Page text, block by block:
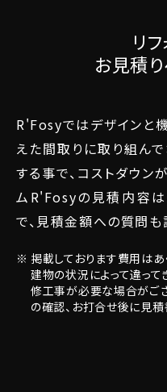
リ
お見積
R'Fosyではデザインと
えた間取りに取り組ん
する事で、コストダウン
ムR'Fosyの見積内容は
で、見積金額への質問も
掲載しております費用は
建物の状況によって違って
修工事が必要な場合がご
の確認、お打合せ後に見積